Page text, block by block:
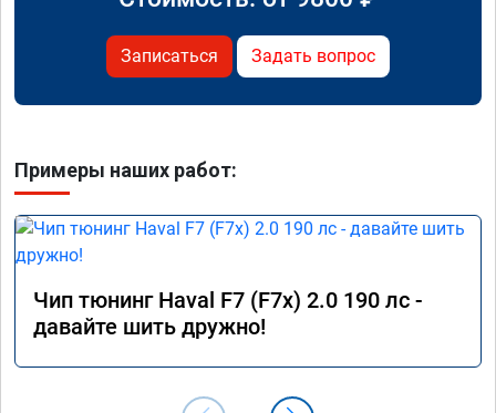
Записаться Задать вопрос
Примеры наших работ:
Чип тюнинг Haval F7 (F7x) 2.0 190 лс -
давайте шить дружно!